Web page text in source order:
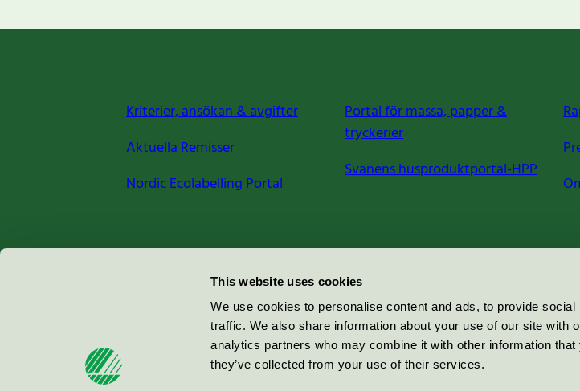
This website uses cookies
We use cookies to personalise content and ads, to provide
traffic. We also share information about your use of our site with
analytics partners who may combine it with other information that
they’ve collected from your use of their services.
Kriterier, ansökan & avgifter
Aktuella Remisser
Nordic Ecolabelling Portal
Portal för massa, papper &
tryckerier
Svanens husproduktportal-HPP
Miljömärkning Sverige AB
100 64